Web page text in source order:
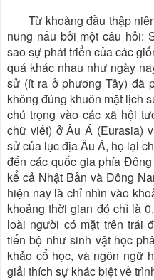
Từ khoảng đầu thập
nung nấu bởi một câu hỏi:
sao sự phát triển của các
quá khác nhau như ngày
sử (ít ra ở phương Tây) đã
không đúng khuôn mặt lịch
chú trọng vào các xã hội
chữ viết) ở Âu Á (Eurasia)
sử của lục địa Âu Á, họ lại
đến các quốc gia phía
kể cả Nhật Bản và Đông
hiện nay là chỉ nhìn vào
khoảng thời gian đó chỉ là
loài người có mặt trên trái
tiến bộ như sinh vật học
khảo cổ học, và ngôn ngữ
giải thích sự khác biệt về